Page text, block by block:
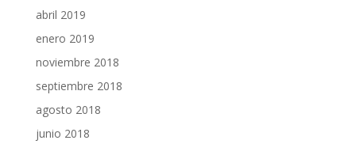
abril 2019
enero 2019
noviembre 2018
septiembre 2018
agosto 2018
junio 2018